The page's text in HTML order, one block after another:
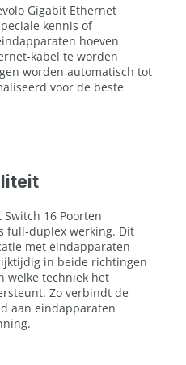
Gigabit Ethernet
kennis of
hoeven
kabel te worden
worden automatisch tot
voor de beste
16 Poorten
full-duplex werking. Dit
met eindapparaten
in beide richtingen
welke techniek het
Zo verbindt de
aan eindapparaten